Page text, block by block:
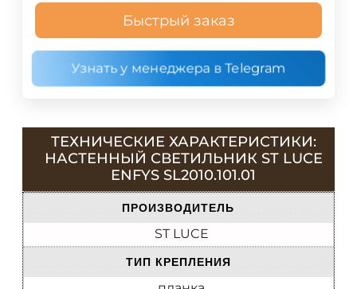
Быстрый заказ
Узнать у менеджера в Telegram
ТЕХНИЧЕСКИЕ ХАРАКТЕРИСТИКИ:
НАСТЕННЫЙ СВЕТИЛЬНИК ST LUCE
ENFYS SL2010.101.01
ПРОИЗВОДИТЕЛЬ
ST LUCE
ТИП КРЕПЛЕНИЯ